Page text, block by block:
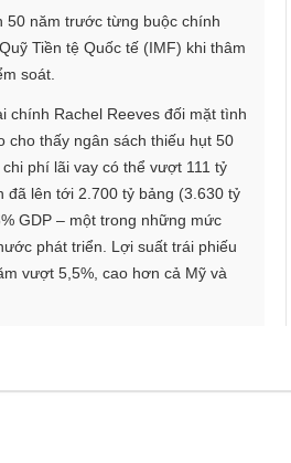
50 năm trước từng buộc chính
Tiền tệ Quốc tế (IMF) khi thâm
soát.
chính Rachel Reeves đối mặt tình
cho thấy ngân sách thiếu hụt 50
phí lãi vay có thể vượt 111 tỷ
đã lên tới 2.700 tỷ bảng (3.630 tỷ
GDP – một trong những mức
phát triển. Lợi suất trái phiếu
vượt 5,5%, cao hơn cả Mỹ và